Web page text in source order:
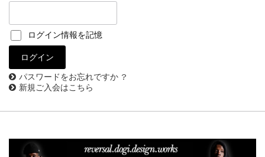
ログイン情報を記憶
パスワードをお忘れですか ?
新規ご入会はこちら